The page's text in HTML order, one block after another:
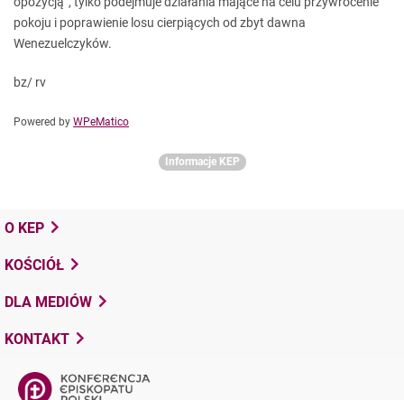
pokoju i poprawienie losu cierpiących od zbyt dawna
Wenezuelczyków.
bz/ rv
Powered by WPeMatico
Informacje KEP
O KEP
KOŚCIÓŁ
DLA MEDIÓW
KONTAKT